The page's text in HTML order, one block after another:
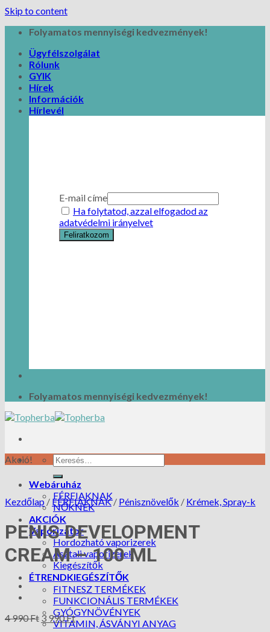
Skip to content
Folyamatos mennyiségi kedvezmények!
Ügyfélszolgálat
Rólunk
GYIK
Hírek
Információk
Hírlevél
E-mail címe
Ha folytatod, azzal elfogadod az
adatvédelmi irányelvet
Folyamatos mennyiségi kedvezmények!
Webáruház
FÉRFIAKNAK
NŐKNEK
AKCIÓK
Vaporizátor
Hordozható vaporizerek
Asztali vaporizerek
Kiegészítők
ÉTRENDKIEGÉSZÍTŐK
FITNESZ TERMÉKEK
FUNKCIONÁLIS TERMÉKEK
GYÓGYNÖVÉNYEK
VITAMIN, ÁSVÁNYI ANYAG
Akció!
Kezdőlap / FÉRFIAKNAK / Pénisznövelők / Krémek, Spray-k
PENIS DEVELOPMENT
CREAM – 100 ML
4 990Ft 3 990Ft